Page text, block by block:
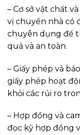
– Cơ sở vật chất
vị chuyển nhà có
chuyên dụng để
quả và an toàn.
– Giấy phép và
giấy phép hoạt
khỏi các rủi ro
– Hợp đồng và
đọc kỹ hợp đồng